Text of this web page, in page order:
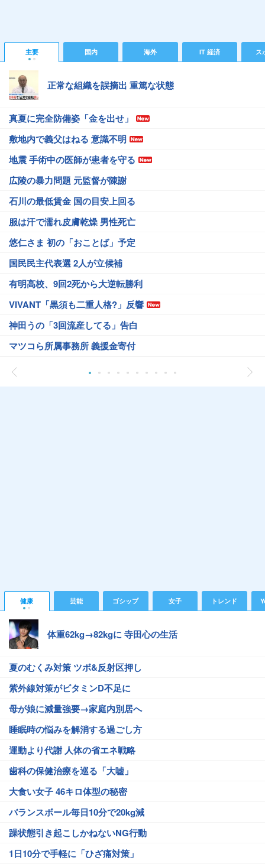
主要 国内 海外 IT 経済 ス
正常な組織を誤摘出 重篤な状態
真夏に完全防備姿「金を出せ」
敷地内で義父はねる 意識不明
地震 手術中の医師が患者を守る
広陵の暴力問題 元監督が陳謝
石川の最低賃金 国の目安上回る
服は汗で濡れ皮膚乾燥 男性死亡
悠仁さま 初の「おことば」予定
国民民主代表選 2人が立候補
有明高校、9回2死から大逆転勝利
VIVANT「黒須も二重人格?」反響
神田うの「3回流産してる」告白
マツコら所属事務所 義援金寄付
健康 芸能 ゴシップ 女子 トレンド
体重62kg→82kgに 寺田心の生活
夏のむくみ対策 ツボ&反射区押し
紫外線対策がビタミンD不足に
母が娘に減量強要→家庭内別居へ
睡眠時の悩みを解消する過ごし方
運動より代謝 人体の省エネ戦略
歯科の保健治療を巡る「大嘘」
大食い女子 46キロ体型の秘密
バランスボール毎日10分で20kg減
躁状態引き起こしかねないNG行動
1日10分で手軽に「ひざ痛対策」